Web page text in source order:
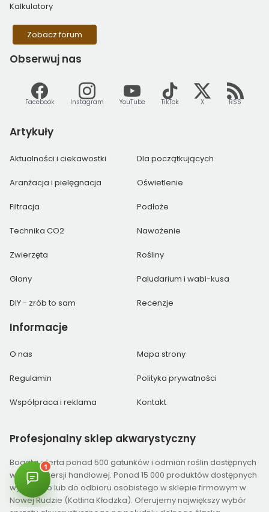
Kalkulatory
Zobacz forum
Obserwuj nas
Facebook Instagram YouTube TikTok X RSS
Artykuły
Aktualności i ciekawostki Dla początkujących
Aranżacja i pielęgnacja Oświetlenie
Filtracja Podłoże
Technika CO2 Nawożenie
Zwierzęta Rośliny
Glony Paludarium i wabi-kusa
DIY - zrób to sam Recenzje
Informacje
O nas Mapa strony
Regulamin Polityka prywatności
Współpraca i reklama Kontakt
Profesjonalny sklep akwarystyczny
Bogata oferta ponad 500 gatunków i odmian roślin dostępnych
w różnej wersji handlowej. Ponad 15 000 produktów dostępnych
wysyłkowo lub do odbioru osobistego w sklepie firmowym w
Nowej Rudzie (Kotlina Kłodzka). Oferujemy największy wybór